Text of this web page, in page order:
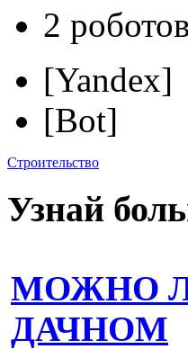
2 роботов
[Yandex]
[Bot]
Строительство
Узнай
МОЖНО
ДАЧНОМ